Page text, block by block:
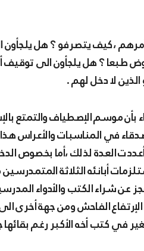
،كيف يتصرفو ؟ هل
طبعا ؟ هل يلجأون الى توقيف
الذين لا دخل لهم .
بأن موسم الإصطياف والتمتع
في المناسبات والأعراس
العدة لذلك ،أما بخصوص
أبانئه الثلاثة
عن شراء الكتب والأدواء
الفاحش ومن جهة أخرى الى
في كتب أخه الأكبر رغم